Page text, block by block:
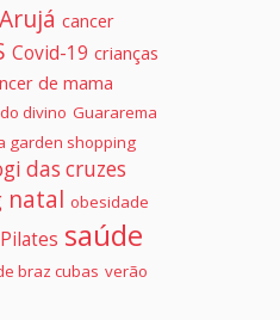
Arujá cancer
Covid-19 crianças
de mama
divino Guararema
garden shopping
das cruzes
natal obesidade
Pilates saúde
braz cubas verão